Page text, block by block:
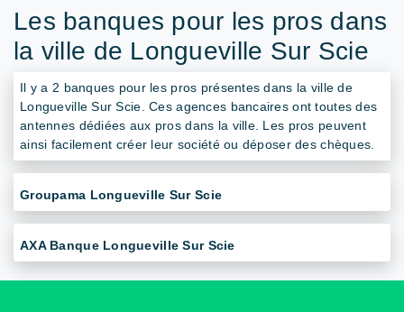
Les banques pour les pros dans
la ville de Longueville Sur Scie
Il y a 2 banques pour les pros présentes dans la ville de
Longueville Sur Scie. Ces agences bancaires ont toutes des
antennes dédiées aux pros dans la ville. Les pros peuvent
ainsi facilement créer leur société ou déposer des chèques.
Groupama Longueville Sur Scie
AXA Banque Longueville Sur Scie